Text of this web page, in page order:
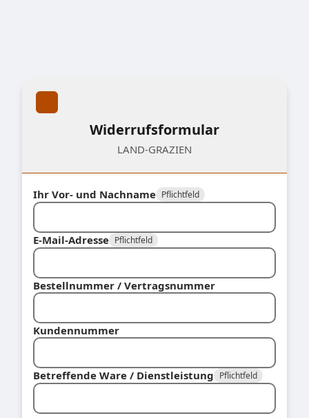
Widerrufsformular
LAND-GRAZIEN
Ihr Vor- und Nachname Pflichtfeld
E-Mail-Adresse Pflichtfeld
Bestellnummer / Vertragsnummer
Kundennummer
Betreffende Ware / Dienstleistung Pflichtfeld